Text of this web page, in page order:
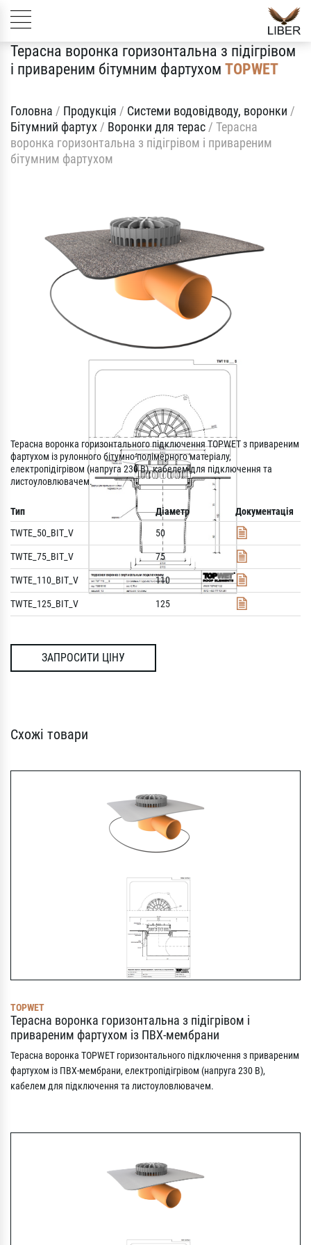
Терасна воронка горизонтальна з підігрівом
і привареним бітумним фартухом TOPWET
Головна / Продукція / Системи водовідводу, воронки /
Бітумний фартух / Воронки для терас / Терасна
воронка горизонтальна з підігрівом і привареним
бітумним фартухом
Терасна воронка горизонтального підключення TOPWET з привареним
фартухом із рулонного бітумно-полімерного матеріалу,
електропідігрівом (напруга 230 В), кабелем для підключення та
листоуловлювачем.
Тип Діаметр
Документація
TWTE_50_BIT_V
50
TWTE_75_BIT_V 75
TWTE_110_BIT_V 110
TWTE_125_BIT_V 125
ЗАПРОСИТИ ЦІНУ
Схожі товари
TOPWET
Терасна воронка горизонтальна з підігрівом і
привареним фартухом із ПВХ-мембрани
Терасна воронка TOPWET горизонтального підключення з привареним
фартухом із ПВХ-мембрани, електропідігрівом (напруга 230 В),
кабелем для підключення та листоуловлювачем.